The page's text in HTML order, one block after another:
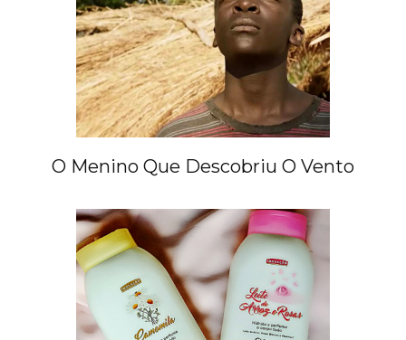
O Menino Que Descobriu O Vento